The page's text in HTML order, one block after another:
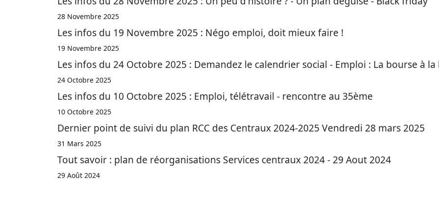
28 Novembre 2025
Les infos du 19 Novembre 2025 : Négo emploi, doit mieux faire !
19 Novembre 2025
Les infos du 24 Octobre 2025 : Demandez le calendrier social - Emploi : La bourse à
24 Octobre 2025
Les infos du 10 Octobre 2025 : Emploi, télétravail - rencontre au 35ème
10 Octobre 2025
Dernier point de suivi du plan RCC des Centraux 2024-2025 Vendredi 28 mars 2025
31 Mars 2025
Tout savoir : plan de réorganisations Services centraux 2024 - 29 Aout 2024
29 Août 2024